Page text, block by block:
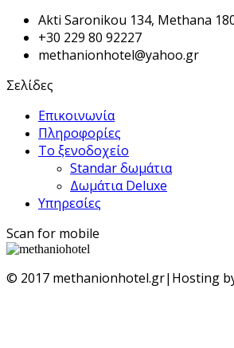
Akti Saronikou 134, Methana
+30 229 80 92227
methanionhotel@yahoo.gr
Σελίδες
Επικοινωνία
Πληροφορίες
Το ξενοδοχείο
Standar δωμάτια
Δωμάτια Deluxe
Υπηρεσίες
Scan for mobile
© 2017 methanionhotel.gr|Hosting